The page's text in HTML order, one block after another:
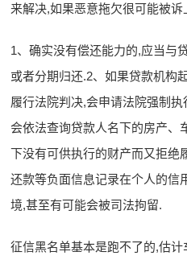
来解决,如果恶意拖欠很可能被诉
1、确实没有偿还能力的,应当与
或者分期归还.2、如果贷款机构
履行法院判决,会申请法院强制
会依法查询贷款人名下的房产、
下没有可供执行的财产而又拒绝
还款等负面信息记录在个人的信
境,甚至有可能会被司法拘留.
征信黑名单基本是跑不了的,估